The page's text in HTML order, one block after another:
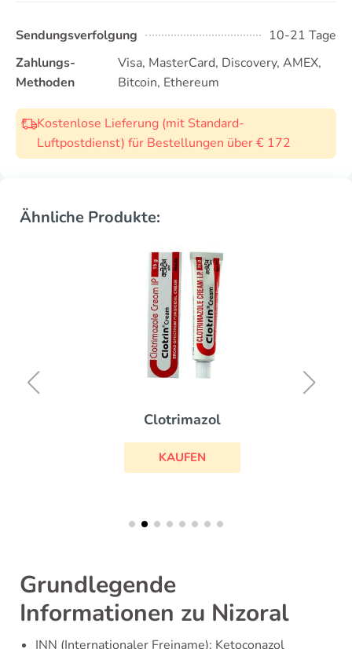
Sendungsverfolgung
10-21 Tage
Zahlungs-
Methoden
Visa, MasterCard, Discovery, AMEX,
Bitcoin, Ethereum
Kostenlose Lieferung (mit Standard-
Luftpostdienst) für Bestellungen über € 172
Ähnliche Produkte:
Clotrimazol
KAUFEN
Grundlegende
Informationen zu Nizoral
INN (Internationaler Freiname): Ketoconazol